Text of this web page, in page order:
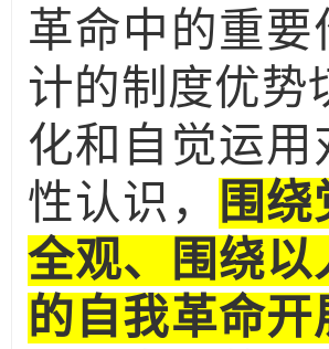
革命中的重
计的制度优势
化和自觉运
性认识，
围
全观、围绕
的自我革命